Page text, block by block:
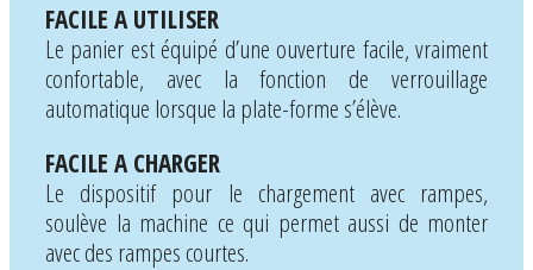
FACILE A UTILISER
Le panier est équipé d’une ouverture facile, vraiment
confortable, avec la fonction de verrouillage
automatique lorsque la plate-forme s’élève.
FACILE A CHARGER
Le dispositif pour le chargement avec rampes,
soulève la machine ce qui permet aussi de monter
avec des rampes courtes.